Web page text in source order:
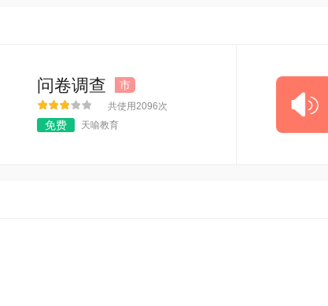
问卷调查 市
共使用2096次
免费 天喻教育